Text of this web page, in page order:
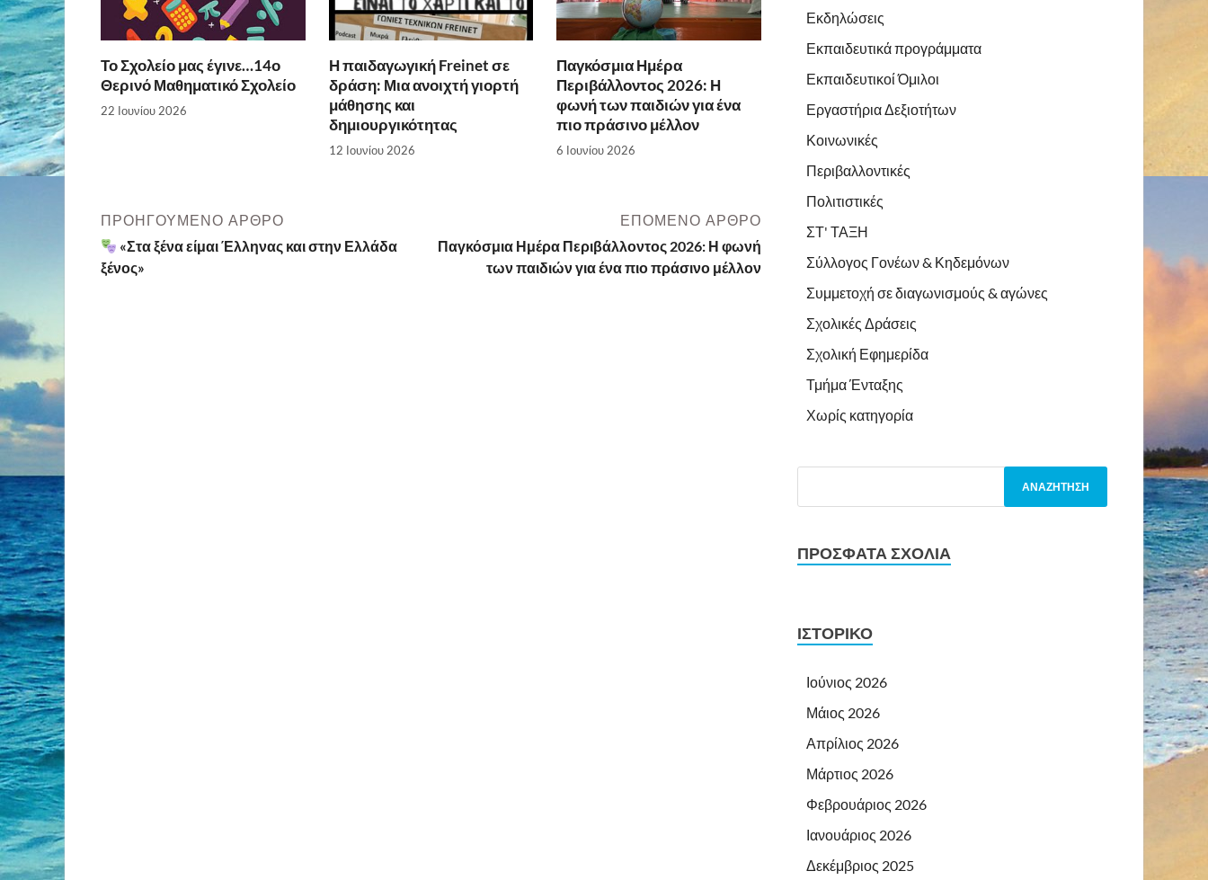
Το Σχολείο μας έγινε…14ο
Θερινό Μαθηματικό Σχολείο
22 Ιουνίου 2026
Η παιδαγωγική Freinet σε
δράση: Μια ανοιχτή γιορτή
μάθησης και
δημιουργικότητας
12 Ιουνίου 2026
Παγκόσμια Ημέρα
Περιβάλλοντος 2026: Η
φωνή των παιδιών για ένα
πιο πράσινο μέλλον
6 Ιουνίου 2026
ΠΡΟΗΓΟΎΜΕΝΟ ΆΡΘΡΟ
«Στα ξένα είμαι Έλληνας και στην Ελλάδα
ξένος»
ΕΠΌΜΕΝΟ ΆΡΘΡΟ
Παγκόσμια Ημέρα Περιβάλλοντος 2026: Η φωνή
των παιδιών για ένα πιο πράσινο μέλλον
Εκδηλώσεις
Εκπαιδευτικά προγράμματα
Εκπαιδευτικοί Όμιλοι
Εργαστήρια Δεξιοτήτων
Κοινωνικές
Περιβαλλοντικές
Πολιτιστικές
ΣΤ' ΤΑΞΗ
Σύλλογος Γονέων & Κηδεμόνων
Συμμετοχή σε διαγωνισμούς & αγώνες
Σχολικές Δράσεις
Σχολική Εφημερίδα
Τμήμα Ένταξης
Χωρίς κατηγορία
ΠΡΌΣΦΑΤΑ ΣΧΌΛΙΑ
ΙΣΤΟΡΙΚΌ
Ιούνιος 2026
Μάιος 2026
Απρίλιος 2026
Μάρτιος 2026
Φεβρουάριος 2026
Ιανουάριος 2026
Δεκέμβριος 2025